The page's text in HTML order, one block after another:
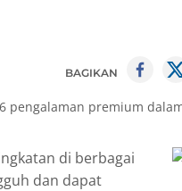
BAGIKAN
di berbagai
dan dapat